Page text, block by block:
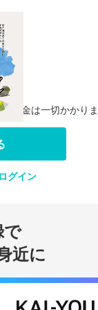
料金は一切かかり
ログイン
で
近に